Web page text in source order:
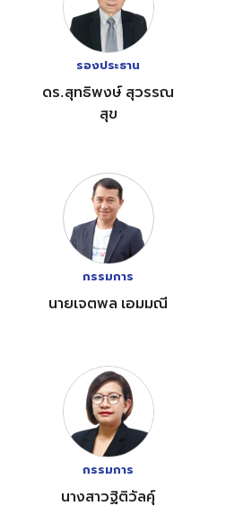
รองประธาน
ดร.สุทธิพงษ์ สุวรรณ
สุข
กรรมการ
นายเจตพล เอมมณี
กรรมการ
นางสาวฐิติวัลคุ์